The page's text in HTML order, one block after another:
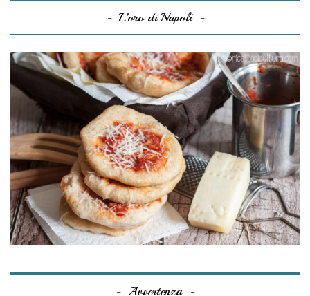
L’oro di Napoli
Avvertenza